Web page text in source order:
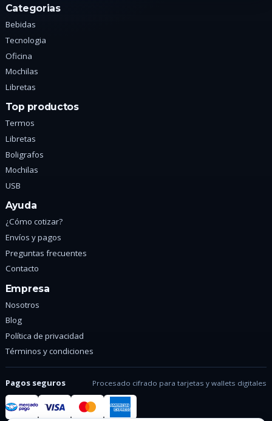
Categorias
Bebidas
Tecnologia
Oficina
Mochilas
Libretas
Top productos
Termos
Libretas
Boligrafos
Mochilas
USB
Ayuda
¿Cómo cotizar?
Envíos y pagos
Preguntas frecuentes
Contacto
Empresa
Nosotros
Blog
Política de privacidad
Términos y condiciones
Pagos seguros Procesado cifrado para tarjetas y wallets digitales